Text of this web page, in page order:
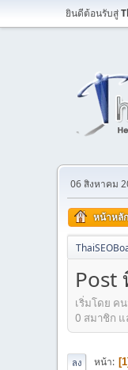
ยินดีต้อนรับสู่
06 สิงหาคม
หน้าหลัก
Post
เริ่มโดย ค
0 สมาชิก แ
ลง หน้า 1